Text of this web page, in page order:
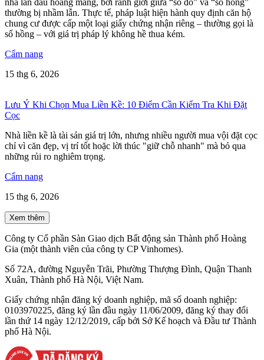
thường bị nhầm lẫn. Thực tế, pháp luật hiện hành quy định căn hộ
chung cư được cấp một loại giấy chứng nhận riêng – thường gọi là
sổ hồng – với giá trị pháp lý không hề thua kém.
Cẩm nang
15 thg 6, 2026
Lưu Ý Khi Chọn Mua Liền Kề: 10 Điểm Cần Kiểm Tra Khi Đặt
Cọc
Nhà liền kề là tài sản giá trị lớn, nhưng nhiều người mua vội đặt cọc
chỉ vì căn đẹp, vị trí tốt hoặc lời thúc "giữ chỗ nhanh" mà bỏ qua
những rủi ro nghiêm trọng.
Cẩm nang
15 thg 6, 2026
Xem thêm
Công ty Cổ phần Sàn Giao dịch Bất động sản Thành phố Hoàng
Gia (một thành viên của công ty CP Vinhomes).
Số 72A, đường Nguyễn Trãi, Phường Thượng Đình, Quận Thanh
Xuân, Thành phố Hà Nội, Việt Nam.
Giấy chứng nhận đăng ký doanh nghiệp, mã số doanh nghiệp:
0103970225, đăng ký lần đầu ngày 11/06/2009, đăng ký thay đổi
lần thứ 14 ngày 12/12/2019, cấp bởi Sở Kế hoạch và Đầu tư Thành
phố Hà Nội.